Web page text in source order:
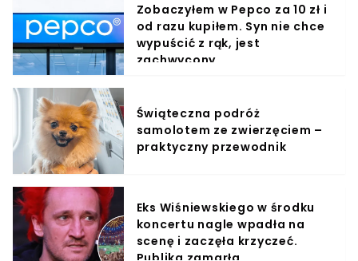
Zobaczyłem w Pepco za 10 zł i
od razu kupiłem. Syn nie chce
wypuścić z rąk, jest
zachwycony
Świąteczna podróż
samolotem ze zwierzęciem –
praktyczny przewodnik
Eks Wiśniewskiego w środku
koncertu nagle wpadła na
scenę i zaczęła krzyczeć.
Publika zamarła